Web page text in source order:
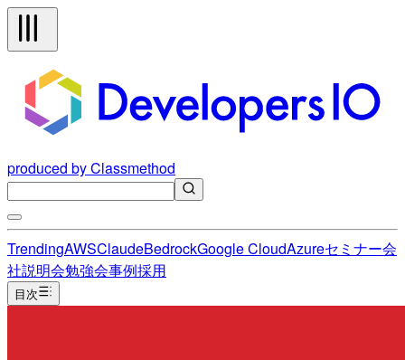
produced by Classmethod
TrendingAWSClaudeBedrockGoogle CloudAzureセミナー会
社説明会勉強会事例採用
目次